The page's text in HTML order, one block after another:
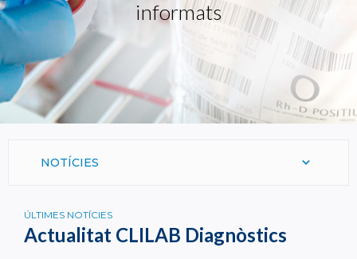
informats
ÚLTIMES NOTÍCIES
Actualitat CLILAB Diagnòstics
NOTÍCIES